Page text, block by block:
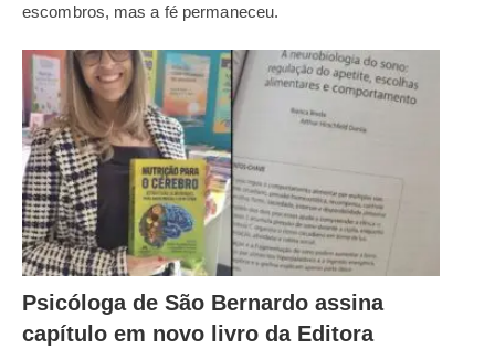
escombros, mas a fé permaneceu.
Psicóloga de São Bernardo assina
capítulo em novo livro da Editora